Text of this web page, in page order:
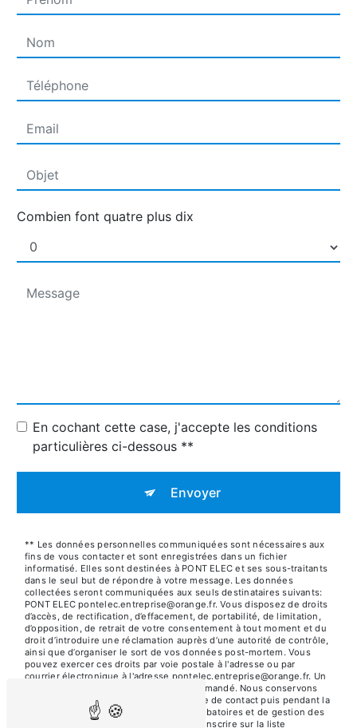
Combien font quatre plus dix
En cochant cette case, j'accepte les conditions
particulières ci-dessous **
Envoyer
** Les données personnelles communiquées sont nécessaires aux
fins de vous contacter et sont enregistrées dans un fichier
informatisé. Elles sont destinées à PONT ELEC et ses sous-traitants
dans le seul but de répondre à votre message. Les données
collectées seront communiquées aux seuls destinataires suivants:
PONT ELEC pontelec.entreprise@orange.fr. Vous disposez de droits
d’accès, de rectification, d’effacement, de portabilité, de limitation,
d’opposition, de retrait de votre consentement à tout moment et du
droit d’introduire une réclamation auprès d’une autorité de contrôle,
ainsi que d’organiser le sort de vos données post-mortem. Vous
pouvez exercer ces droits par voie postale à l'adresse ou par
courrier électronique à l'adresse pontelec.entreprise@orange.fr. Un
justificatif d'identité pourra vous être demandé. Nous conservons
vos données pendant la période de prise de contact puis pendant la
durée de prescription légale aux fins probatoires et de gestion des
contentieux. Vous avez le droit de vous inscrire sur la liste